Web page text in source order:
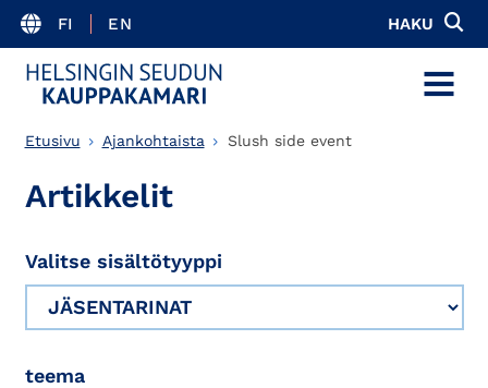
FI EN HAKU
MENU
Etusivu Ajankohtaista Slush side event
Artikkelit
Valitse sisältötyyppi
teema